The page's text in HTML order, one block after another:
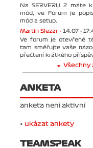
Na SERVERU 2 máte
mód, ve Forum je
mód a setup.
Martin Slezar - 14.07 -
Ve forum je otevřené
tam směřujte vaše
přečtení krátkého
Všechny
ANKETA
anketa není aktivní
• ukázat ankety
TEAMSPEAK